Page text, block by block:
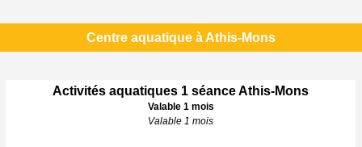
Centre aquatique à Athis-Mons
Activités aquatiques 1 séance Athis-Mons
Valable 1 mois
Valable 1 mois